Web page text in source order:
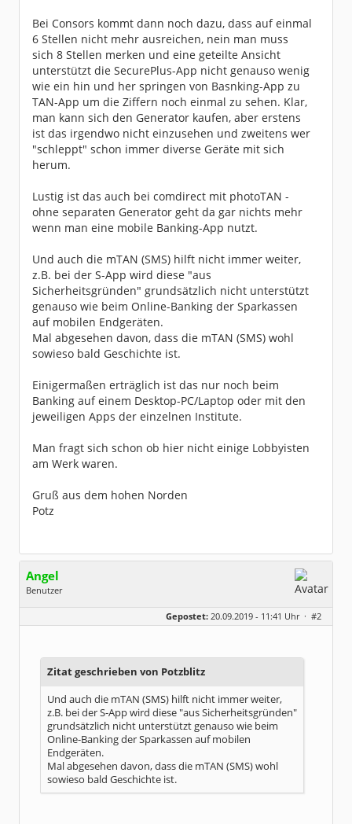
Bei Consors kommt dann noch dazu, dass auf einmal
6 Stellen nicht mehr ausreichen, nein man muss
sich 8 Stellen merken und eine geteilte Ansicht
unterstützt die SecurePlus-App nicht genauso wenig
wie ein hin und her springen von Basnking-App zu
TAN-App um die Ziffern noch einmal zu sehen. Klar,
man kann sich den Generator kaufen, aber erstens
ist das irgendwo nicht einzusehen und zweitens wer
"schleppt" schon immer diverse Geräte mit sich
herum.
Lustig ist das auch bei comdirect mit photoTAN -
ohne separaten Generator geht da gar nichts mehr
wenn man eine mobile Banking-App nutzt.
Und auch die mTAN (SMS) hilft nicht immer weiter,
z.B. bei der S-App wird diese "aus
Sicherheitsgründen" grundsätzlich nicht unterstützt
genauso wie beim Online-Banking der Sparkassen
auf mobilen Endgeräten.
Mal abgesehen davon, dass die mTAN (SMS) wohl
sowieso bald Geschichte ist.
Einigermaßen erträglich ist das nur noch beim
Banking auf einem Desktop-PC/Laptop oder mit den
jeweiligen Apps der einzelnen Institute.
Man fragt sich schon ob hier nicht einige Lobbyisten
am Werk waren.
Gruß aus dem hohen Norden
Potz
Angel
Benutzer
Alter:
43
Gepostet: 20.09.2019 - 11:41 Uhr · #2
Zitat geschrieben von Potzblitz
Und auch die mTAN (SMS) hilft nicht immer weiter,
z.B. bei der S-App wird diese "aus Sicherheitsgründen"
grundsätzlich nicht unterstützt genauso wie beim
Online-Banking der Sparkassen auf mobilen
Endgeräten.
Mal abgesehen davon, dass die mTAN (SMS) wohl
sowieso bald Geschichte ist.